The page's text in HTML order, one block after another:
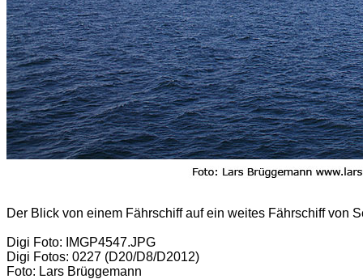
Der Blick von einem Fährschiff auf ein weites Fährschiff von
Digi Foto: IMGP4547.JPG
Digi Fotos: 0227 (D20/D8/D2012)
Foto: Lars Brüggemann